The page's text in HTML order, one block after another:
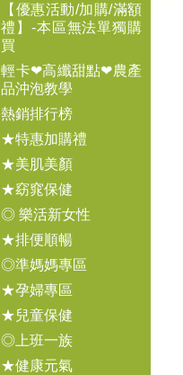
【優惠活動/加購/滿額
禮】-本區無法單獨購
買
輕卡❤高纖甜點❤農產
品沖泡教學
熱銷排行榜
★特惠加購禮
★美肌美顏
★窈窕保健
◎ 樂活新女性
★排便順暢
◎準媽媽專區
★孕婦專區
★兒童保健
◎上班一族
★健康元氣